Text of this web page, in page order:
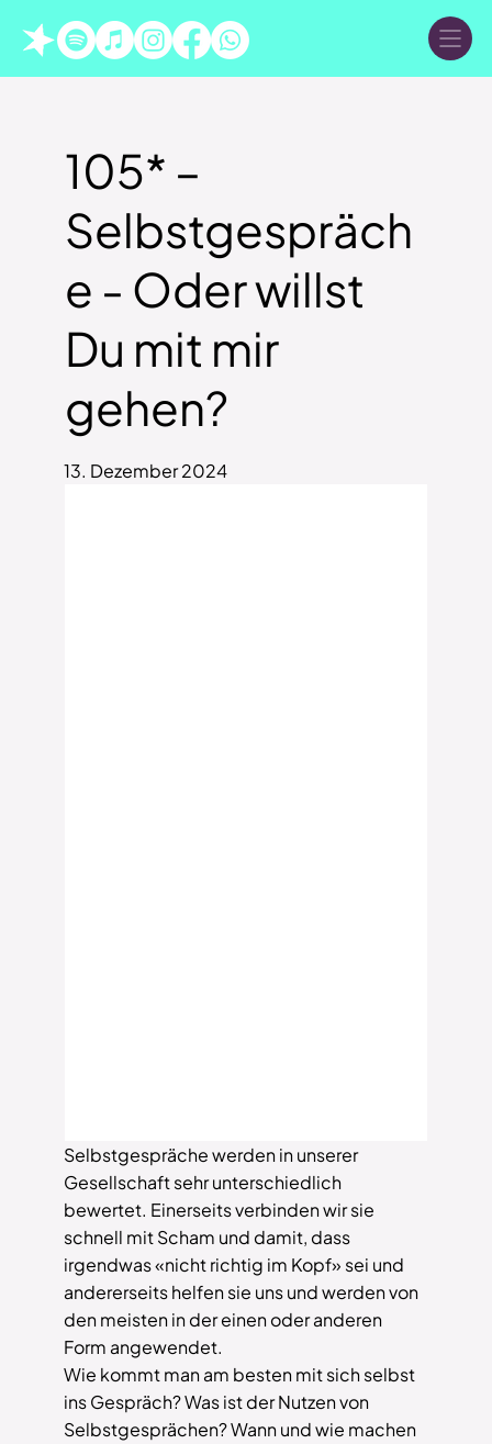
105* –
Selbstgespräch
e - Oder willst
Du mit mir
gehen?
13. Dezember 2024
Selbstgespräche werden in unserer
Gesellschaft sehr unterschiedlich
bewertet. Einerseits verbinden wir sie
schnell mit Scham und damit, dass
irgendwas «nicht richtig im Kopf» sei und
andererseits helfen sie uns und werden von
den meisten in der einen oder anderen
Form angewendet.
Wie kommt man am besten mit sich selbst
ins Gespräch? Was ist der Nutzen von
Selbstgesprächen? Wann und wie machen